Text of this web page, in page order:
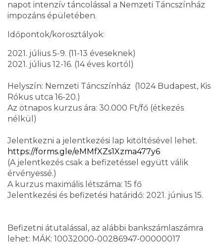
napot intenzív táncolással a Nemzeti Táncszínház
impozáns épületében.
Időpontok/korosztályok:
2021. július 5-9. (11-13 éveseknek)
2021. július 12-16. (14 éves kortól)
Helyszín: Nemzeti Táncszínház (1024 Budapest, Kis
Rókus utca 16-20.)
Az ötnapos kurzus ára: 30.000 Ft/fő (étkezés
nélkül)
Jelentkezni a jelentkezési lap kitöltésével lehet.
https://forms.gle/eMMfXZs1Xzma477y6
(A jelentkezés csak a befizetéssel együtt válik
érvényessé.)
A kurzus maximális létszáma: 15 fő
Jelentkezési és befizetési határidő: 2021. június 15.
Befizetni átutalással, az alábbi bankszámlaszámra
lehet: MÁK: 10032000-00286947-00000017